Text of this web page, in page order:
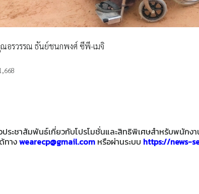
อรวรรณ ธันย์ชนกพงศ์ ซีพี-เมจิ
ประชาสัมพันธ์เกี่ยวกับโปรโมชั่นและสิทธิพิเศษสำหรับพนักง
ทางwearecp@gmail.com หรือผ่านระบบ https://news-